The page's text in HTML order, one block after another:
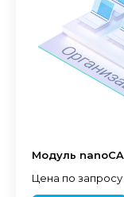
Модуль
Цена по запросу